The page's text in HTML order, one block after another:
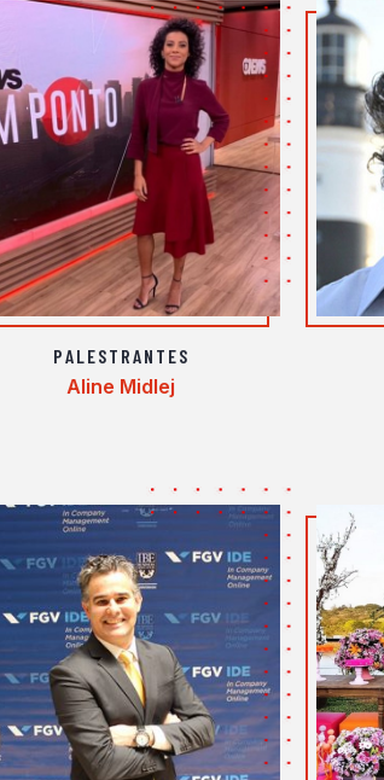
PALESTRANTES
Aline Midlej